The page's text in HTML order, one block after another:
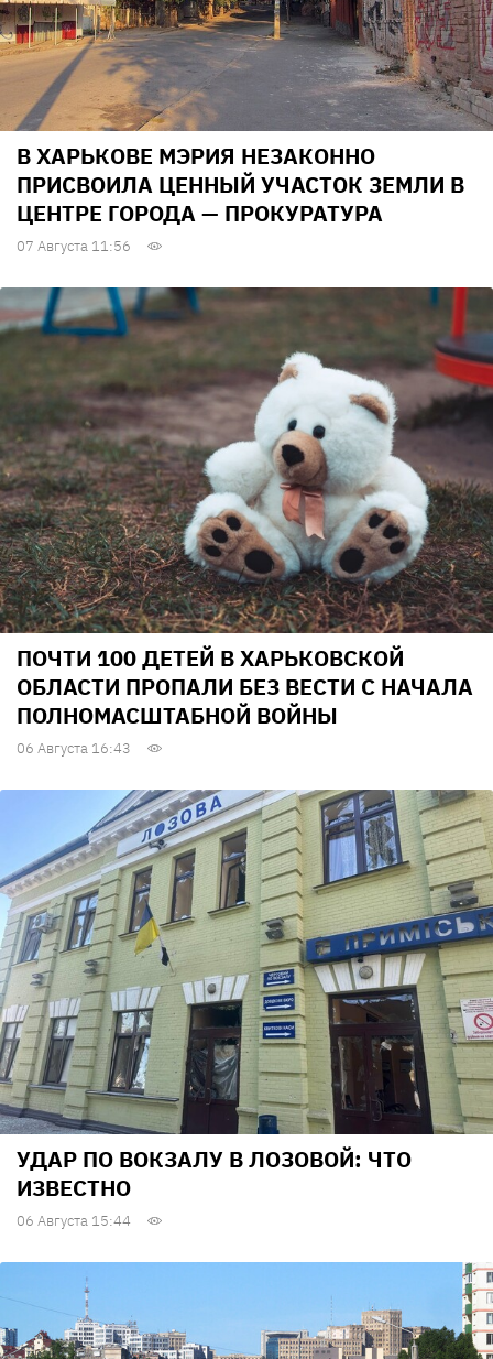
В ХАРЬКОВЕ МЭРИЯ НЕЗАКОННО
ПРИСВОИЛА ЦЕННЫЙ УЧАСТОК ЗЕМЛИ В
ЦЕНТРЕ ГОРОДА — ПРОКУРАТУРА
07 Августа 11:56
ПОЧТИ 100 ДЕТЕЙ В ХАРЬКОВСКОЙ
ОБЛАСТИ ПРОПАЛИ БЕЗ ВЕСТИ С НАЧАЛА
ПОЛНОМАСШТАБНОЙ ВОЙНЫ
06 Августа 16:43
УДАР ПО ВОКЗАЛУ В ЛОЗОВОЙ: ЧТО
ИЗВЕСТНО
06 Августа 15:44